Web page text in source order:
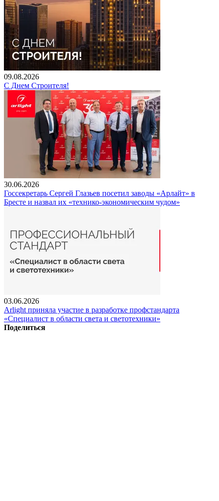
09.08.2026
С Днем Строителя!
30.06.2026
Госсекретарь Сергей Глазьев посетил заводы «Арлайт» в
Бресте и назвал их «технико-экономическим чудом»
03.06.2026
Arlight приняла участие в разработке профстандарта
«Специалист в области света и светотехники»
Поделиться